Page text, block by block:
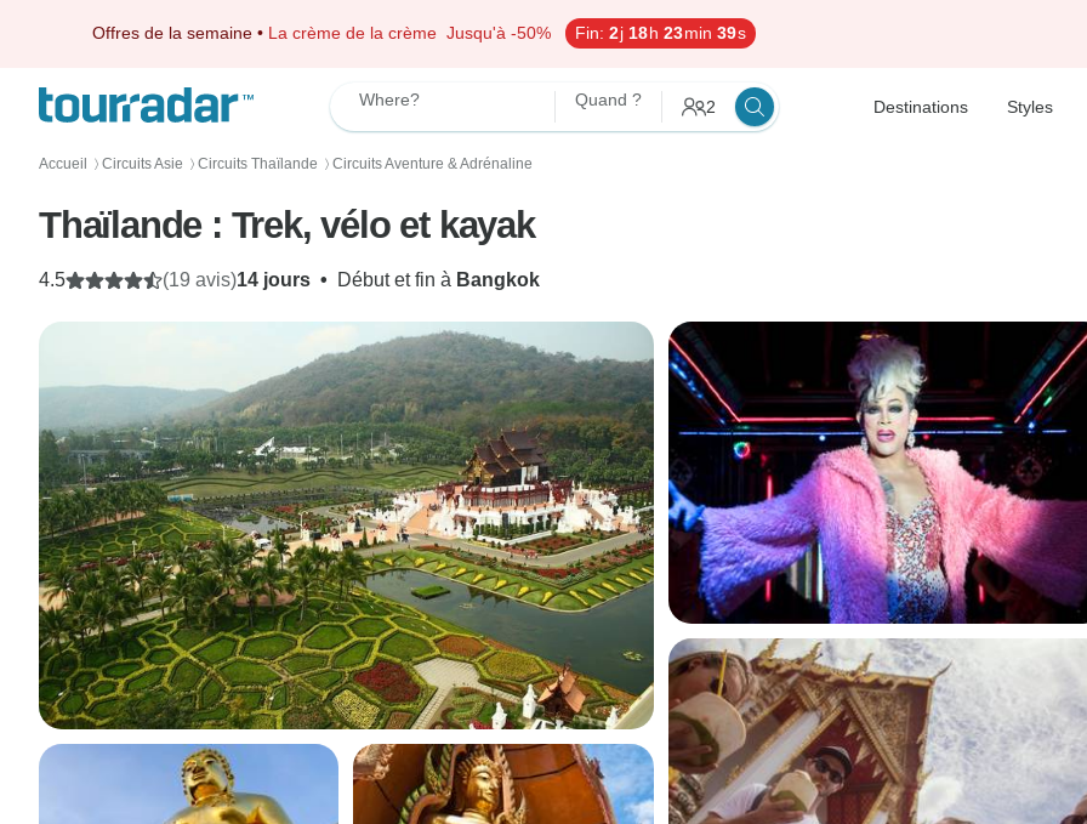
Offres de la semaine • La crème de la crème Jusqu'à -50% Fin: 2j 18h 23min 38s
Where? Quand ? 2 Destinations Styles
Accueil 〉 Circuits Asie 〉 Circuits Thaïlande 〉 Circuits Aventure & Adrénaline
Thaïlande : Trek, vélo et kayak
14 jours • Début et fin à Bangkok
4.5 (19 avis)